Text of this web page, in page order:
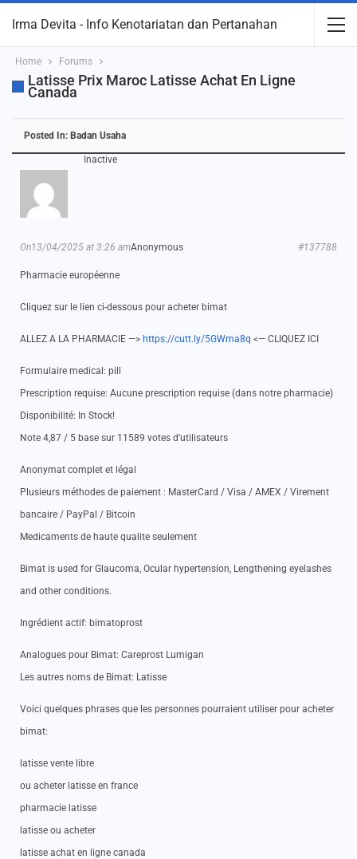
Irma Devita - Info Kenotariatan dan Pertanahan
Home Forums
Latisse Prix Maroc Latisse Achat En Ligne
Canada
Posted In: Badan Usaha
Inactive
Anonymous
On13/04/2025 at 3:26 am #137788
Pharmacie européenne
Cliquez sur le lien ci-dessous pour acheter bimat
ALLEZ A LA PHARMACIE —> https://cutt.ly/5GWma8q <— CLIQUEZ ICI
Formulaire medical: pill
Prescription requise: Aucune prescription requise (dans notre pharmacie)
Disponibilité: In Stock!
Note 4,87 / 5 base sur 11589 votes d’utilisateurs
Anonymat complet et légal
Plusieurs méthodes de paiement : MasterCard / Visa / AMEX / Virement
bancaire / PayPal / Bitcoin
Medicaments de haute qualite seulement
Bimat is used for Glaucoma, Ocular hypertension, Lengthening eyelashes
and other conditions.
Ingrédient actif: bimatoprost
Analogues pour Bimat: Careprost Lumigan
Les autres noms de Bimat: Latisse
Voici quelques phrases que les personnes pourraient utiliser pour acheter
bimat:
latisse vente libre
ou acheter latisse en france
pharmacie latisse
latisse ou acheter
latisse achat en ligne canada